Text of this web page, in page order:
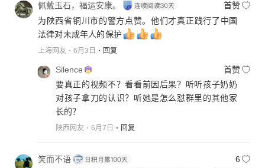
佩戴玉石，福运安康。
首赞
为陕西省铜川市的警方点赞。他们才真正践行了中国
法律对未成年人的保护
上海网友 6月3日 回复
Silence
首赞
要真正的视频不？看看前因后果？听听孩子奶奶
对孩子拿刀的认识？听她是怎么怼群里的其他家
长的？
陕西网友 6月7日 回复
笑而不语
6